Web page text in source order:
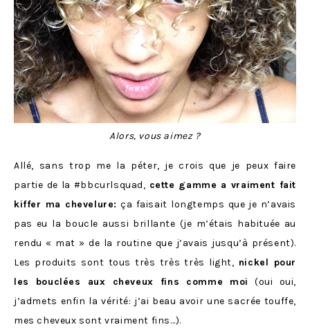
Alors, vous aimez ?
Allé, sans trop me la péter, je crois que je peux faire
partie de la #bbcurlsquad, cette gamme a vraiment fait
kiffer ma chevelure: ça faisait longtemps que je n’avais
pas eu la boucle aussi brillante (je m’étais habituée au
rendu « mat » de la routine que j’avais jusqu’à présent).
Les produits sont tous très très très light, nickel pour
les bouclées aux cheveux fins comme moi
(oui oui,
j’admets enfin la vérité: j’ai beau avoir une sacrée touffe,
mes cheveux sont vraiment fins…).